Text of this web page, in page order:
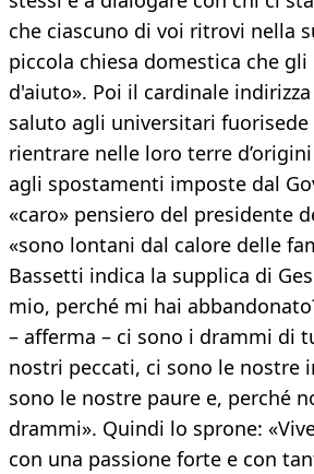
che ciascuno di voi ritrovi nella
piccola chiesa domestica che gli
d'aiuto». Poi il cardinale
saluto agli universitari fuorisede
rientrare nelle loro terre
agli spostamenti imposte dal
«caro» pensiero del presidente
«sono lontani dal calore delle
Bassetti indica la supplica di
mio, perché mi hai
– afferma – ci sono i drammi di
nostri peccati, ci sono le nostre
sono le nostre paure e, perché
drammi». Quindi lo sprone:
con una passione forte e con